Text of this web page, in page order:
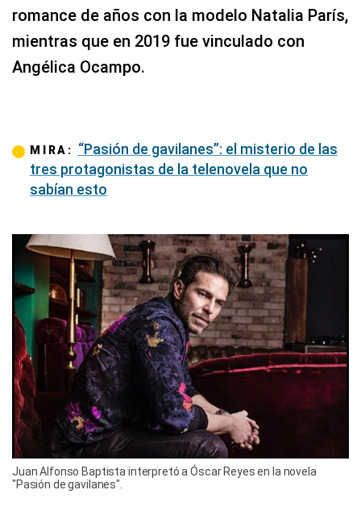
romance de años con la modelo Natalia París,
mientras que en 2019 fue vinculado con
Angélica Ocampo.
MIRA: “Pasión de gavilanes”: el misterio de las
tres protagonistas de la telenovela que no
sabían esto
Juan Alfonso Baptista interpretó a Óscar Reyes en la novela
"Pasión de gavilanes".